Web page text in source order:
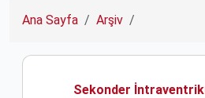
Ana Sayfa Arşiv
Sekonder